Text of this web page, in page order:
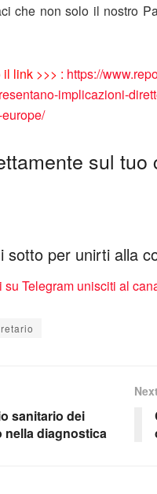
che non solo il nostro
link >>> : https://
implicazioni-
sul
sotto per unirti alla
sanitario dei
nella diagnostica